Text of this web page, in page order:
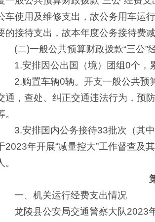
车使用及维修支出，故公务用车运
的接待支出，故本年度公务接待费
(二)一般公共预算财政拨款“三公”
1.安排因公出国（境）团组0个，
2.购置车辆0辆。开支一般公共预
通，查处、纠正交通违法行为，预
。
3.安排国内公务接待33批次（其
2023年开展“减量控大”工作督查及
。
一、机关运行经费支出情况
龙陵县公安局交通警察大队2023